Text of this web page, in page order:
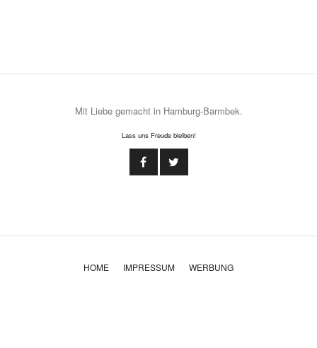
Mit Liebe gemacht in Hamburg-Barmbek.
HOME IMPRESSUM WERBUNG